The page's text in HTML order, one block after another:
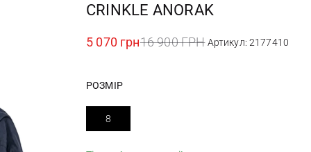
CRINKLE ANORAK
5 070 грн16 900 ГРН Артикул: 2177410
РОЗМІР
8